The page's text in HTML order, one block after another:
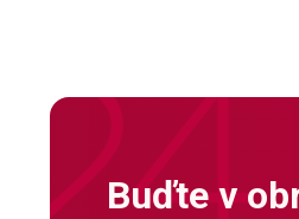
Buďte v